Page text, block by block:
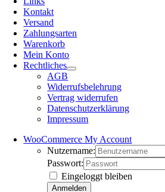
Kontakt
Versand
Zahlungsarten
Warenkorb
Mein Konto
Rechtliches
AGB
Widerrufsbelehrung
Vertrag widerrufen
Datenschutzerklärung
Impressum
WooCommerce My Account
Nutzername:
Passwort:
Eingeloggt bleiben